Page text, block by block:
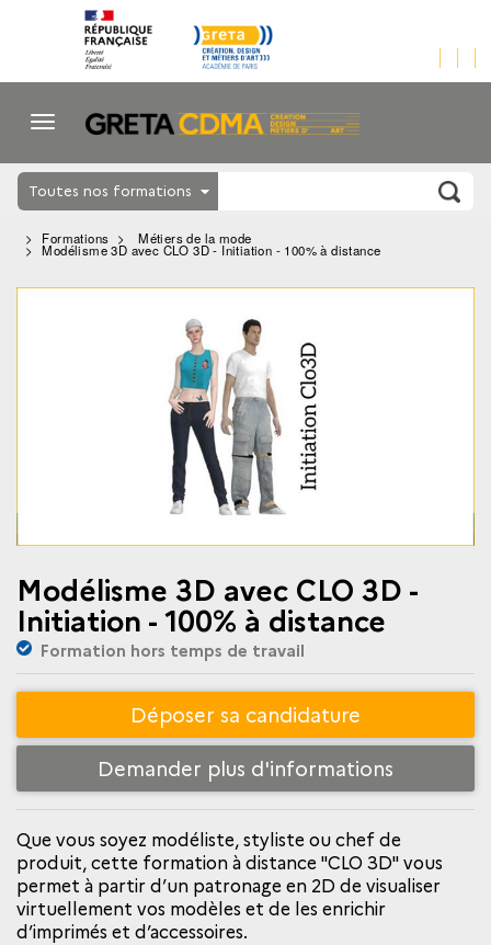
Toutes nos formations
Formations Métiers de la mode
Modélisme 3D avec CLO 3D - Initiation - 100% à distance
Modélisme 3D avec CLO 3D -
Initiation - 100% à distance
Formation hors temps de travail
Déposer sa candidature
Demander plus d'informations
Que vous soyez modéliste, styliste ou chef de
produit, cette formation à distance "CLO 3D" vous
permet à partir d’un patronage en 2D de visualiser
virtuellement vos modèles et de les enrichir
d’imprimés et d’accessoires.